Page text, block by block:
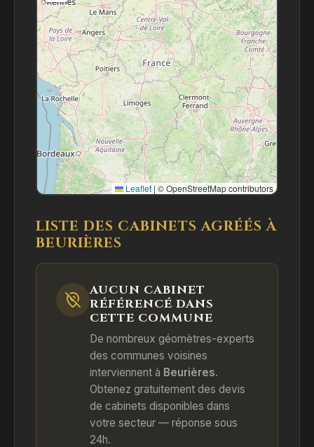
Leaflet | © OpenStreetMap contributors
LISTE DES CABINETS AGRÉÉS À
BEURIÈRES
AUCUN CABINET
RÉFÉRENCÉ DANS
CETTE COMMUNE
De nombreux géomètres-experts
des communes voisines
interviennent à Beurières.
Obtenez gratuitement des devis
de cabinets disponibles dans
votre secteur — réponse sous
24h.